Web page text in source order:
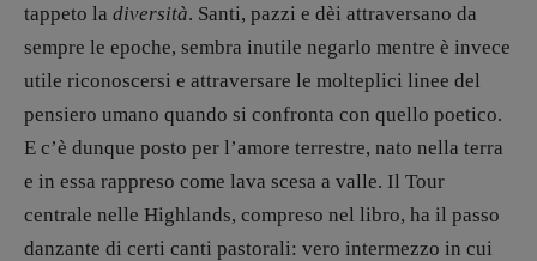
tappeto la diversità. Santi, pazzi e dèi attraversano da
sempre le epoche, sembra inutile negarlo mentre è invece
utile riconoscersi e attraversare le molteplici linee del
pensiero umano quando si confronta con quello poetico.
E c’è dunque posto per l’amore terrestre, nato nella terra
e in essa rappreso come lava scesa a valle. Il Tour
centrale nelle Highlands, compreso nel libro, ha il passo
danzante di certi canti pastorali: vero intermezzo in cui